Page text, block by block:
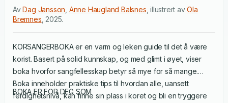
AvDag Jansson Anne Haugland Balsnes ,illustrert avOla
Bremnes 2025.
KORSANGERBOKA er en varm og leken guide til det å være
korist. Basert på solid kunnskap, og med glimt i øyet, viser
boka hvorfor sangfellesskap betyr så mye for så mange.
Boka inneholder praktiske tips til hvordan alle, uansett
ferdighetsnivå, kan finne sin plass i koret og bli en tryggere
BOKA ER FOR DEG SOM